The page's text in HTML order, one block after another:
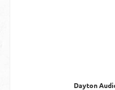
Dayton